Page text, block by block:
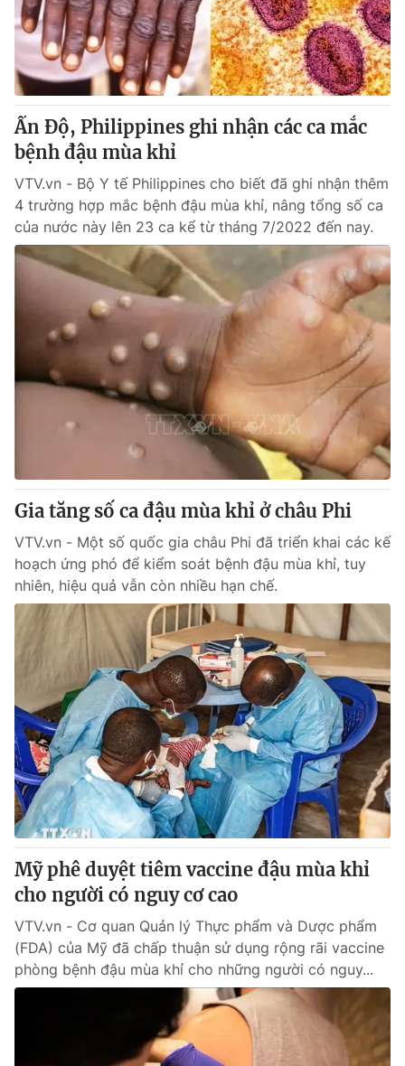
Ấn Độ, Philippines ghi nhận các ca mắc
bệnh đậu mùa khỉ
VTV.vn - Bộ Y tế Philippines cho biết đã ghi nhận thêm
4 trường hợp mắc bệnh đậu mùa khỉ, nâng tổng số ca
của nước này lên 23 ca kể từ tháng 7/2022 đến nay.
Gia tăng số ca đậu mùa khỉ ở châu Phi
VTV.vn - Một số quốc gia châu Phi đã triển khai các kế
hoạch ứng phó để kiểm soát bệnh đậu mùa khỉ, tuy
nhiên, hiệu quả vẫn còn nhiều hạn chế.
Mỹ phê duyệt tiêm vaccine đậu mùa khỉ
cho người có nguy cơ cao
VTV.vn - Cơ quan Quản lý Thực phẩm và Dược phẩm
(FDA) của Mỹ đã chấp thuận sử dụng rộng rãi vaccine
phòng bệnh đậu mùa khỉ cho những người có nguy...